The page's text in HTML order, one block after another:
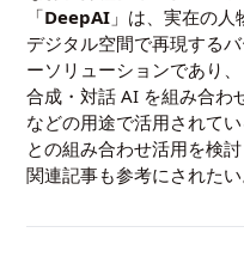
「DeepAI 」は、実在の
デジタル空間で再現する
ーソリューションであり
合成・対話 AI を組み合わ
などの用途で活用されて
との組み合わせ活用を検
関連記事も参考にされたい